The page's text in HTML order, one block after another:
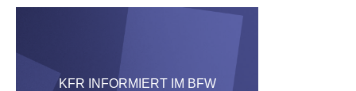
KFR INFORMIERT IM BFW